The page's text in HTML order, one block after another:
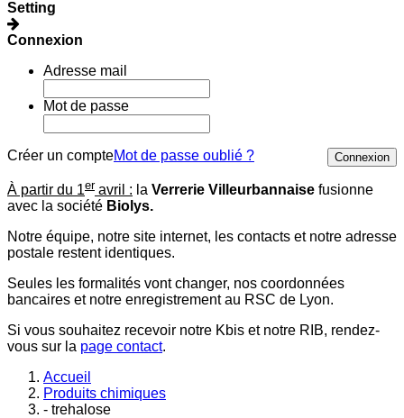
Setting
Connexion
Adresse mail
Mot de passe
Créer un compte Connexion
Mot de passe oublié ?
À partir du 1er avril : la Verrerie Villeurbannaise fusionne
avec la société Biolys.
Notre équipe, notre site internet, les contacts et notre adresse
postale restent identiques.
Seules les formalités vont changer, nos coordonnées
bancaires et notre enregistrement au RSC de Lyon.
Si vous souhaitez recevoir notre Kbis et notre RIB, rendez-
vous sur la page contact.
Accueil
Produits chimiques
- trehalose